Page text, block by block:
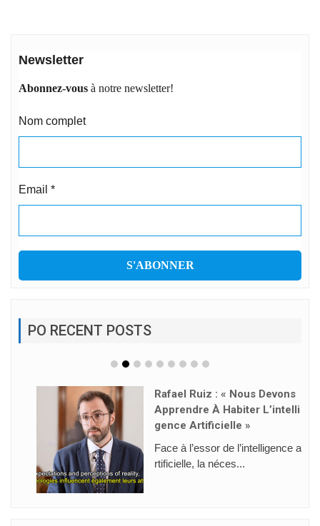
Newsletter
Abonnez-vous à notre newsletter!
Nom complet
Email *
PO RECENT POSTS
Rafael Ruiz : « Nous Devons
Apprendre À Habiter L’intelli
Gence Artificielle »
Face à l’essor de l’intelligence a
rtificielle, la néces...